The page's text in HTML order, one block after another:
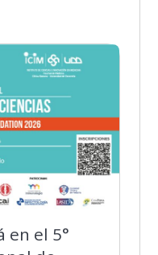
el 5°